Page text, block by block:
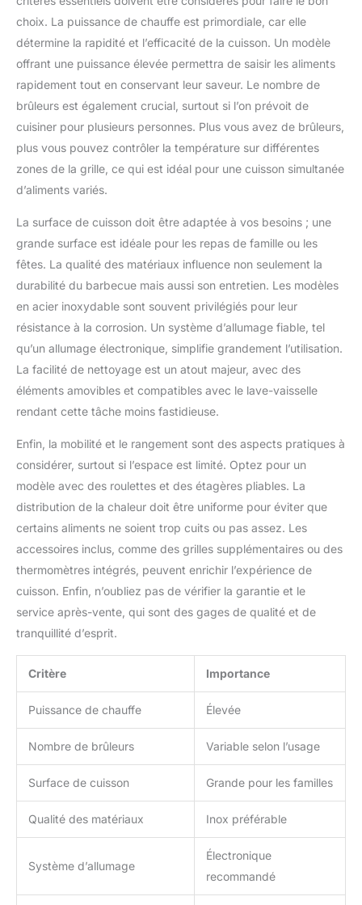
température de travail
avec ses 14,9 kW au
total. Nettoyage rapide :
la zone infrarouge
températures allant
jusqu'à 800 °C et
contient un brûleur
latéral en céramique
intégré, idéal pour griller
la viande en même
regards de chaque
barbecue et assure une
vitesse de cuisson
nettement plus rapide –
extrêmement juteuse et
croûte croustillante
garanties. Agréable à
porter : en outre, la
moins élevée par rapport
aux barbecues au
traditionnels et vous
permet ainsi également
une expérience de
barbecue parfaite sur
votre balcon et votre
terrasse sur le toit sans
déranger vos voisins.
Grâce à la commande de
chaque brûleur et au
en résulte une parfaite
L'allumage piézo
confortable et sans
du barbecue de manière
choix. La puissance de chauffe est primordiale, car elle
détermine la rapidité et l’efficacité de la cuisson. Un modèle
offrant une puissance élevée permettra de saisir les aliments
rapidement tout en conservant leur saveur. Le nombre de
brûleurs est également crucial, surtout si l’on prévoit de
cuisiner pour plusieurs personnes. Plus vous avez de brûleurs,
plus vous pouvez contrôler la température sur différentes
zones de la grille, ce qui est idéal pour une cuisson simultanée
d’aliments variés.
La surface de cuisson doit être adaptée à vos besoins ; une
grande surface est idéale pour les repas de famille ou les
fêtes. La qualité des matériaux influence non seulement la
durabilité du barbecue mais aussi son entretien. Les modèles
en acier inoxydable sont souvent privilégiés pour leur
résistance à la corrosion. Un système d’allumage fiable, tel
qu’un allumage électronique, simplifie grandement l’utilisation.
La facilité de nettoyage est un atout majeur, avec des
éléments amovibles et compatibles avec le lave-vaisselle
rendant cette tâche moins fastidieuse.
Enfin, la mobilité et le rangement sont des aspects pratiques à
considérer, surtout si l’espace est limité. Optez pour un
modèle avec des roulettes et des étagères pliables. La
distribution de la chaleur doit être uniforme pour éviter que
certains aliments ne soient trop cuits ou pas assez. Les
accessoires inclus, comme des grilles supplémentaires ou des
thermomètres intégrés, peuvent enrichir l’expérience de
cuisson. Enfin, n’oubliez pas de vérifier la garantie et le
service après-vente, qui sont des gages de qualité et de
tranquillité d’esprit.
Critère Importance
Puissance de chauffe Élevée
Nombre de brûleurs Variable selon l’usage
Surface de cuisson Grande pour les familles
Qualité des matériaux Inox préférable
Système d’allumage
Électronique
recommandé